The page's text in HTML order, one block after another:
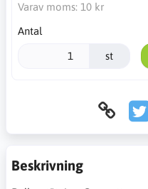
Varav moms: 10 kr
Antal
st
Beskrivning